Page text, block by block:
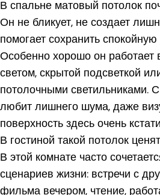
В спальне матовый потолок
Он не бликует, не создает
помогает сохранить
Особенно хорошо он работает
светом, скрытой подсветкой
потолочными светильниками.
любит лишнего шума, даже
поверхность здесь очень
В гостиной такой потолок
В этой комнате часто
сценариев жизни: встречи с
фильма вечером, чтение,